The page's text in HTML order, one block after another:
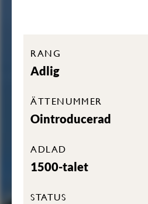
RANG
Adlig
ÄTTENUMMER
Ointroducerad
ADLAD
1500-talet
STATUS